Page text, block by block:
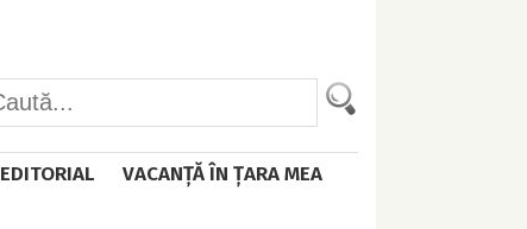
EDITORIAL
VACANȚĂ ÎN ȚARA MEA